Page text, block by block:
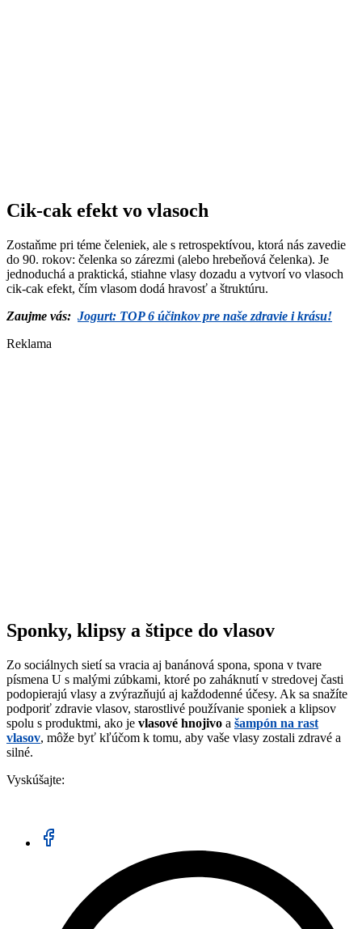
Cik-cak efekt vo vlasoch
Zostaňme pri téme čeleniek, ale s retrospektívou, ktorá nás zavedie
do 90. rokov: čelenka so zárezmi (alebo hrebeňová čelenka). Je
jednoduchá a praktická, stiahne vlasy dozadu a vytvorí vo vlasoch
cik-cak efekt, čím vlasom dodá hravosť a štruktúru.
Zaujme vás: Jogurt: TOP 6 účinkov pre naše zdravie i krásu!
Reklama
Sponky, klipsy a štipce do vlasov
Zo sociálnych sietí sa vracia aj banánová spona, spona v tvare
písmena U s malými zúbkami, ktoré po zaháknutí v stredovej časti
podopierajú vlasy a zvýrazňujú aj každodenné účesy. Ak sa snažíte
podporiť zdravie vlasov, starostlivé používanie sponiek a klipsov
spolu s produktmi, ako je vlasové hnojivo a šampón na rast
vlasov, môže byť kľúčom k tomu, aby vaše vlasy zostali zdravé a
silné.
Vyskúšajte: